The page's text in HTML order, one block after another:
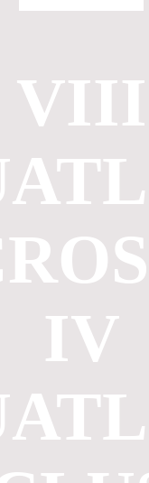
VIII
IV